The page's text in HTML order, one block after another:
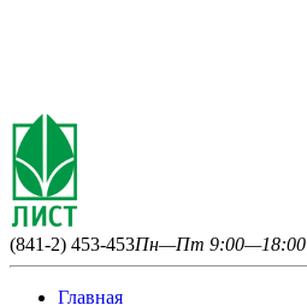
(841-2) 453-453Пн—Пт 9:00—18:00
Главная